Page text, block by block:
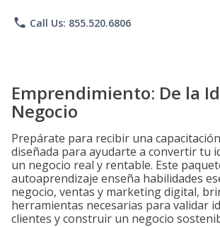
phone Call Us: 855.520.6806
Emprendimiento: De la
Negocio
Prepárate para recibir una
diseñada para ayudarte a convertir tu
un negocio real y rentable. Este
autoaprendizaje enseña habilidades
negocio, ventas y marketing digital,
herramientas necesarias para validar
clientes y construir un negocio